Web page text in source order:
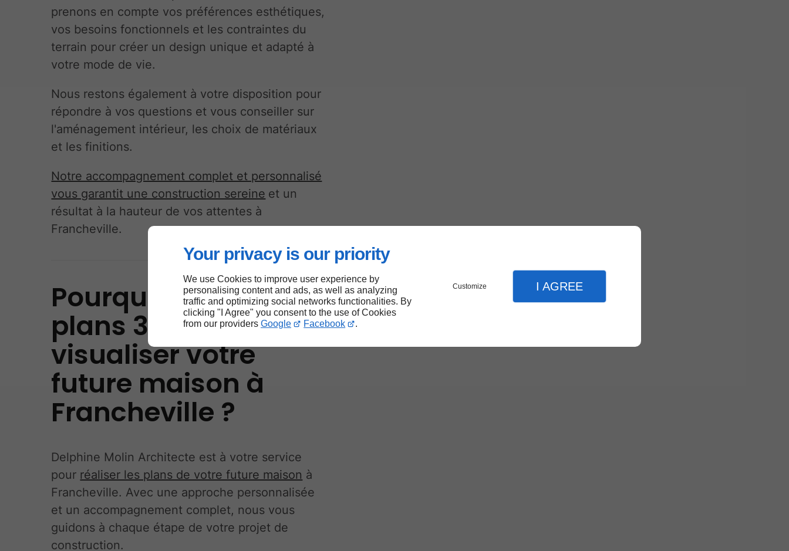
Your privacy is our priority
We use Cookies to improve user experience by
personalising content and ads, as well as analyzing
traffic and optimizing social networks functionalities. By
clicking "I Agree" you consent to the use of Cookies
from our providers Google Facebook .
Customize I AGREE
prenons en compte vos préférences esthétiques,
vos besoins fonctionnels et les contraintes du
terrain pour créer un design unique et adapté à
votre mode de vie.
Nous restons également à votre disposition pour
répondre à vos questions et vous conseiller sur
l'aménagement intérieur, les choix de matériaux
et les finitions.
Notre accompagnement complet et personnalisé
vous garantit une construction sereine et un
résultat à la hauteur de vos attentes à
Francheville.
Pourquoi choisir des
plans 3D pour
visualiser votre
future maison à
Francheville ?
Delphine Molin Architecte est à votre service
pour réaliser les plans de votre future maison à
Francheville. Avec une approche personnalisée
et un accompagnement complet, nous vous
guidons à chaque étape de votre projet de
construction.